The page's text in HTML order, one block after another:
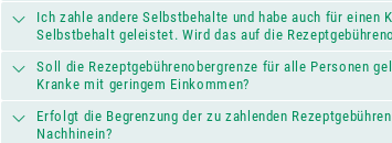
Ich zahle andere Selbstbehalte und habe auch für einen
Selbstbehalt geleistet. Wird das auf die
Soll die Rezeptgebührenobergrenze für alle Personen
Kranke mit geringem Einkommen?
Erfolgt die Begrenzung der zu zahlenden
Nachhinein?